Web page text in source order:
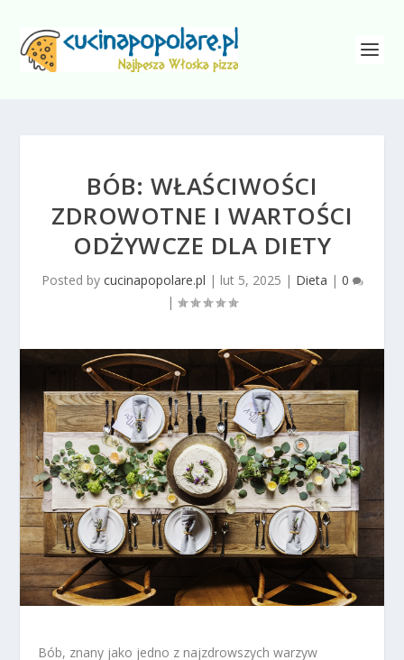
BÓB: WŁAŚCIWOŚCI
ZDROWOTNE I WARTOŚCI
ODŻYWCZE DLA DIETY
Posted by cucinapopolare.pl | lut 5, 2025 | Dieta | 0
|
Bób, znany jako jedno z najzdrowszych warzyw